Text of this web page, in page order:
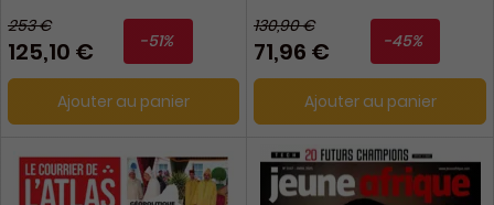
253 €
125,10 € -51%
Ajouter au panier
130,90 €
71,96 € -45%
Ajouter au panier